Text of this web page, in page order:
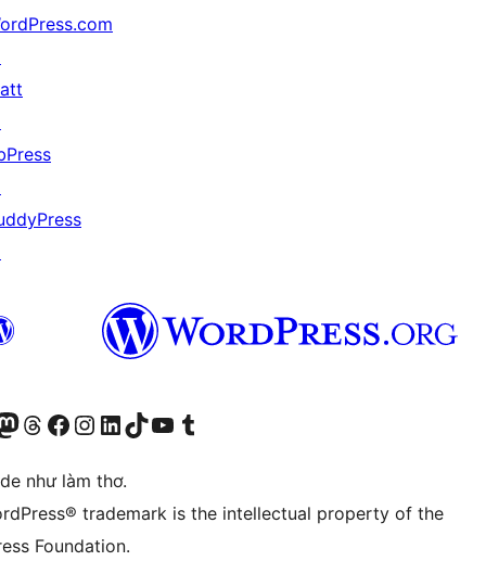
account
our Mastodon account
Visit our Threads account
Xem trang Facebook của chúng tôiTruy cập tài khoản Instagram của chúng tôiTruy cập tài khoản LinkedIn của chúng tôiVisit our TikTok account
Truy cập kênh YouTube của chúng tôi Visit our Tumblr account
như làm thơ.
trademark is the intellectual property of the
Foundation.